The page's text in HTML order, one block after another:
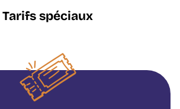
Tarifs spéciaux